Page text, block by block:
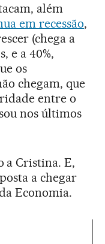
além
em recessão,
(chega a
e a 40%,
os
chegam, que
entre o
nos últimos
a Cristina. E,
a chegar
Economia.